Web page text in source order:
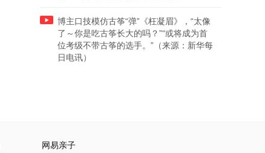
博主口技模仿古筝“弹”《枉凝眉》，“太像
了～你是吃古筝长大的吗？”“或将成为首
位考级不带古筝的选手。”（来源：新华每
日电讯）
网易亲子